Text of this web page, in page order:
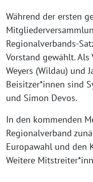
Während der ersten
Regionalverbands-
Vorstand gewählt.
Weyers (Wildau) und
Beisitzer*innen sind
und Simon Devos.
In den kommenden
Regionalverband
Europawahl und den
Weitere